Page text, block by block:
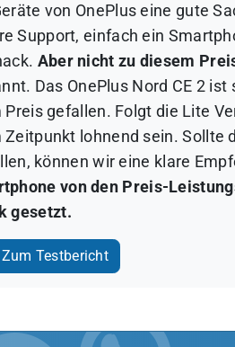
von OnePlus eine gute
Support, einfach ein
Aber nicht zu diesem
Das OnePlus Nord CE 2 ist
gefallen. Folgt die Lite
lohnend sein. Sollte
können wir eine klare
von den Preis-
gesetzt.
Zum Testbericht